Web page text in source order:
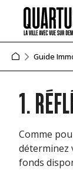
Guide
1.
Comme
déterminez
fonds